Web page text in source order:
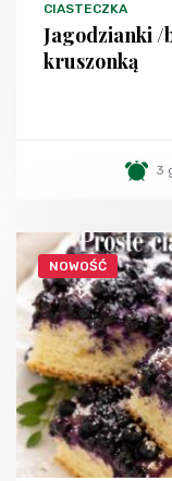
CIASTECZKA
Jagodzianki /
kruszonką
3
NOWOŚĆ